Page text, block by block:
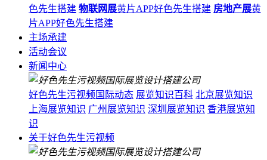
色先生搭建 物联网展黄片APP好色先生搭建 房地产展黄
片APP好色先生搭建
主场承建
活动会议
新闻中心
好色先生污视频国际动态 展览知识百科 北京展览知识
上海展览知识 广州展览知识 深圳展览知识 香港展览知
识
关于好色先生污视频